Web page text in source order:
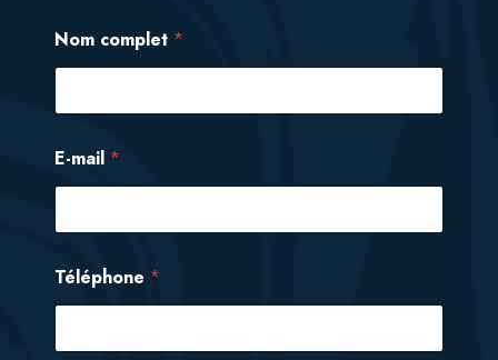
Nom complet *
E-mail *
Téléphone *